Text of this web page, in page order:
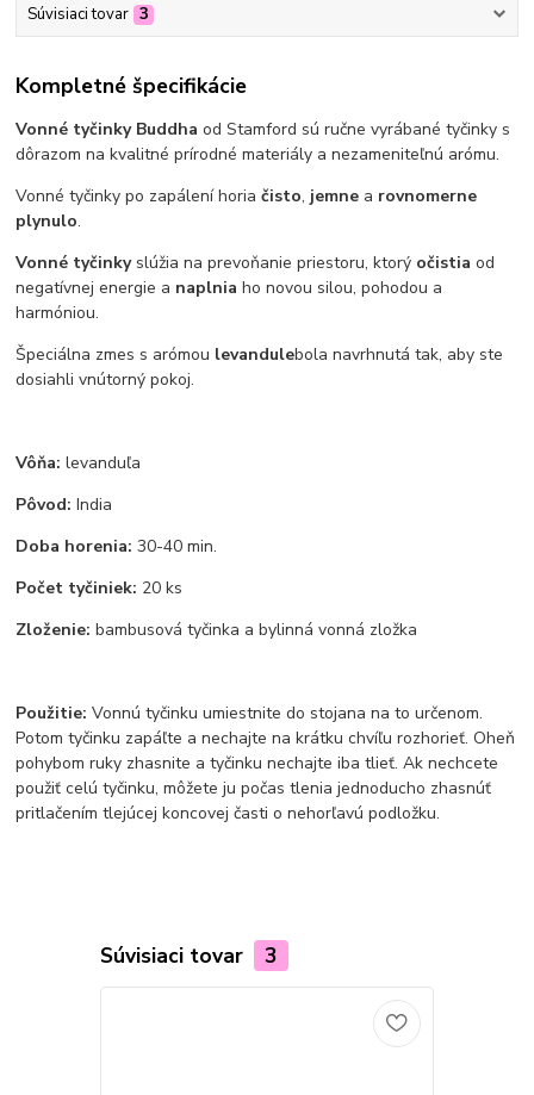
Súvisiaci tovar 3
Kompletné špecifikácie
Vonné tyčinky Buddhaod Stamford sú ručne vyrábané tyčinky s
dôrazom na kvalitné prírodné materiály a nezameniteľnú arómu.
Vonné tyčinky po zapálení horiačisto, jemne a rovnomerne
plynulo.
Vonné tyčinkyslúžia na prevoňanie priestoru, ktorý očistia od
negatívnej energie a naplnia ho novou silou, pohodou a
harmóniou.
Špeciálna zmes s arómou levandulebola navrhnutá tak, aby ste
dosiahli vnútorný pokoj.
Vôňa: levanduľa
Pôvod:India
Doba horenia: 30-40 min.
Počet tyčiniek: 20 ks
Zloženie: bambusová tyčinka a bylinná vonná zložka
Použitie: Vonnú tyčinku umiestnite do stojana na to určenom.
Potom tyčinku zapáľte a nechajte na krátku chvíľu rozhorieť. Oheň
pohybom ruky zhasnite a tyčinku nechajte iba tlieť. Ak nechcete
použiť celú tyčinku, môžete ju počas tlenia jednoducho zhasnúť
pritlačením tlejúcej koncovej časti o nehorľavú podložku.
Súvisiaci tovar 3